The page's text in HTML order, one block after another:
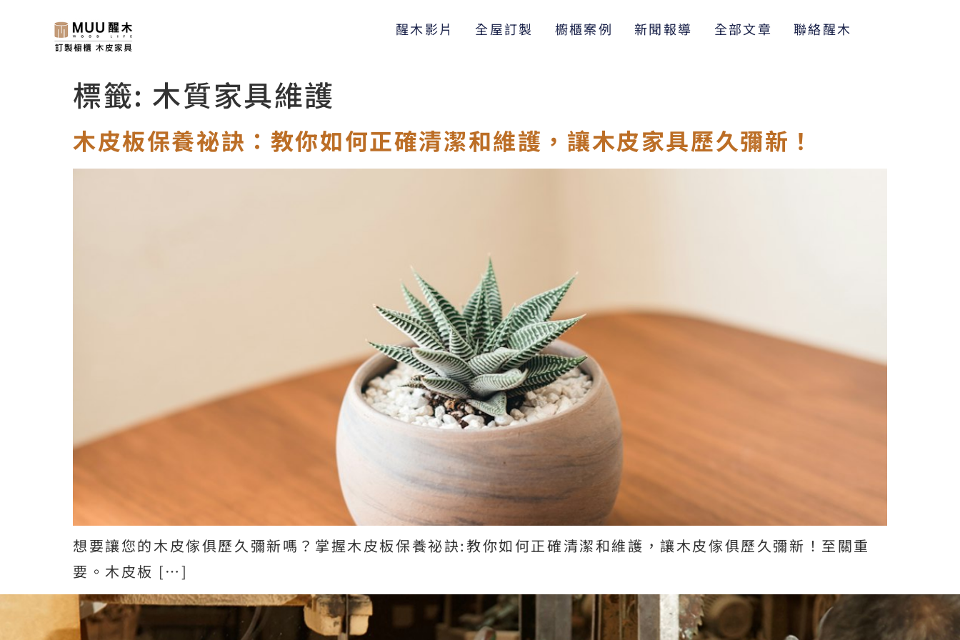
醒木影片 全屋訂製 櫥櫃案例 新聞報導 全部文章 聯絡醒木
標籤: 木質家具維護
木皮板保養祕訣：教你如何正確清潔和維護，讓木皮家具歷久彌新！
想要讓您的木皮傢俱歷久彌新嗎？掌握木皮板保養祕訣:教你如何正確清潔和維護，讓木皮傢俱歷久彌新！至關重
要。木皮板 […]